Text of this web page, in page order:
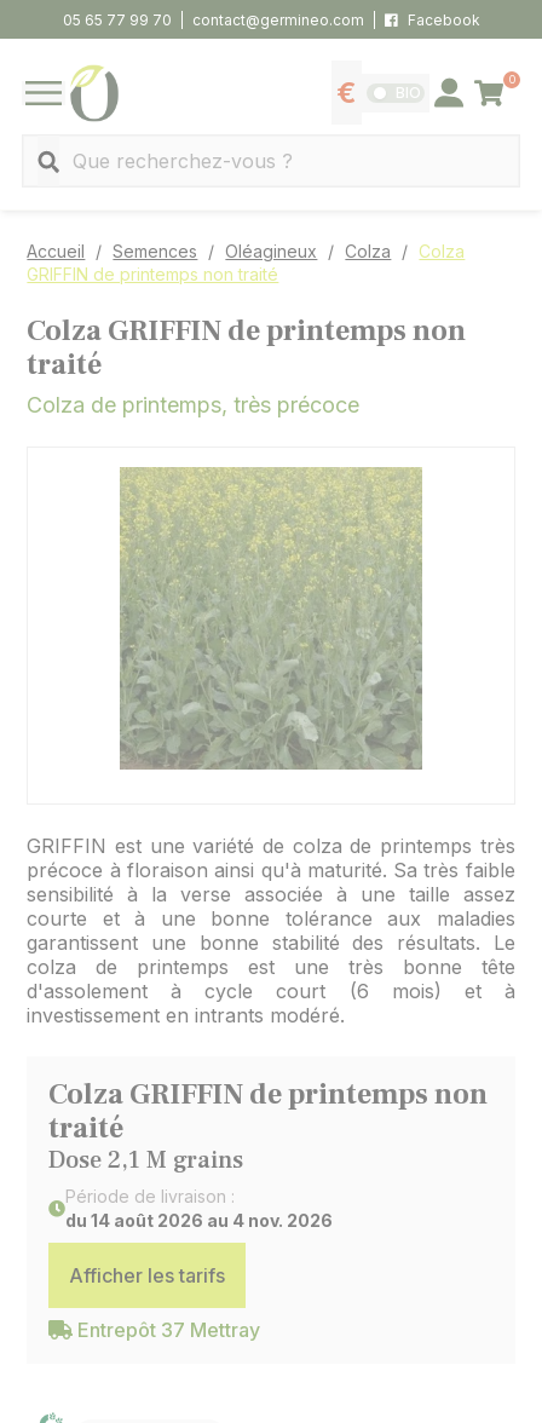
05 65 77 99 70 contact@germineo.com Facebook
MENU
Afficher les tarifs
BIO Se connecter
0
Panier
Accueil Semences Oléagineux Colza
Colza
GRIFFIN de printemps non traité
Colza GRIFFIN de printemps non
traité
Colza de printemps, très précoce
GRIFFIN est une variété de colza de printemps très
précoce à floraison ainsi qu'à maturité. Sa très faible
sensibilité à la verse associée à une taille assez
courte et à une bonne tolérance aux maladies
garantissent une bonne stabilité des résultats. Le
colza de printemps est une très bonne tête
d'assolement à cycle court (6 mois) et à
investissement en intrants modéré.
Colza GRIFFIN de printemps non
traité
Dose 2,1 M grains
Période de livraison :
du 14 août 2026 au 4 nov. 2026
Afficher les tarifs
Entrepôt 37 Mettray
Panneau de gestion des cookies